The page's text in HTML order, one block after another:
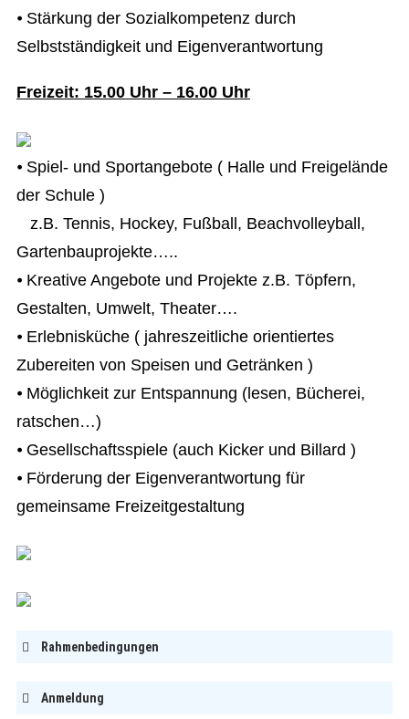
⦁ Stärkung der Sozialkompetenz durch
Selbstständigkeit und Eigenverantwortung
Freizeit: 15.00 Uhr – 16.00 Uhr
⦁ Spiel- und Sportangebote ( Halle und Freigelände
der Schule )
z.B. Tennis, Hockey, Fußball, Beachvolleyball,
Gartenbauprojekte…..
⦁ Kreative Angebote und Projekte z.B. Töpfern,
Gestalten, Umwelt, Theater….
⦁ Erlebnisküche ( jahreszeitliche orientiertes
Zubereiten von Speisen und Getränken )
⦁ Möglichkeit zur Entspannung (lesen, Bücherei,
ratschen…)
⦁ Gesellschaftsspiele (auch Kicker und Billard )
⦁ Förderung der Eigenverantwortung für
gemeinsame Freizeitgestaltung
Rahmenbedingungen
Anmeldung